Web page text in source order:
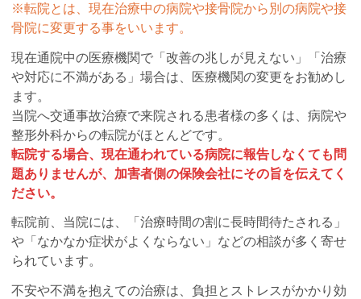
※転院とは、現在治療中の病院や接骨院から別の病院や接
骨院に変更する事をいいます。
現在通院中の医療機関で「改善の兆しが見えない」「治療
や対応に不満がある」場合は、医療機関の変更をお勧めし
ます。
当院へ交通事故治療で来院される患者様の多くは、病院や
整形外科からの転院がほとんどです。
転院する場合、現在通われている病院に報告しなくても問
題ありませんが、加害者側の保険会社にその旨を伝えてく
ださい。
転院前、当院には、「治療時間の割に長時間待たされる」
や「なかなか症状がよくならない」などの相談が多く寄せ
られています。
不安や不満を抱えての治療は、負担とストレスがかかり効